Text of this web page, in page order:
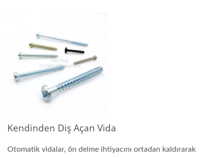
Kendinden Diş Açan Vida
Otomatik vidalar, ön delme ihtiyacını ortadan kaldırarak